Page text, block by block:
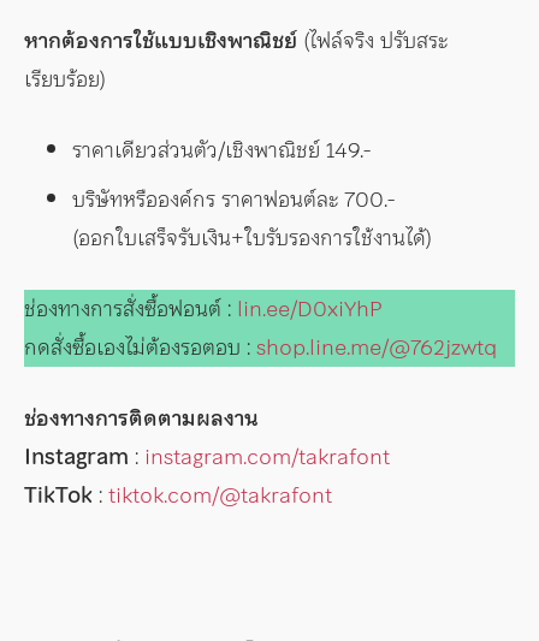
หากต้องการใช้แบบเชิงพาณิชย์ (ไฟล์จริง ปรับสระ
เรียบร้อย)
ราคาเดียวส่วนตัว/เชิงพาณิชย์ 149.-
บริษัทหรือองค์กร ราคาฟอนต์ละ 700.-
(ออกใบเสร็จรับเงิน+ใบรับรองการใช้งานได้)
ช่องทางการสั่งซื้อฟอนต์ : lin.ee/D0xiYhP
กดสั่งซื้อเองไม่ต้องรอตอบ :shop.line.me/@762jzwtq
ช่องทางการติดตามผลงาน
Instagram : instagram.com/takrafont
TikTok :tiktok.com/@takrafont